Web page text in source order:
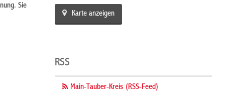
Sie
Karte anzeigen
RSS
Main-Tauber-Kreis (RSS-Feed)